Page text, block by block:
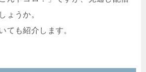
ょうか。
ても紹介します。